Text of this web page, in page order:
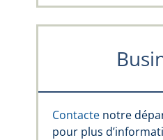
Contacte notre
pour plus